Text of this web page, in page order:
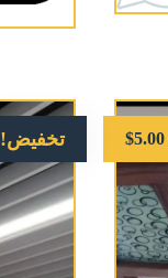
$5.00 تخفيض!